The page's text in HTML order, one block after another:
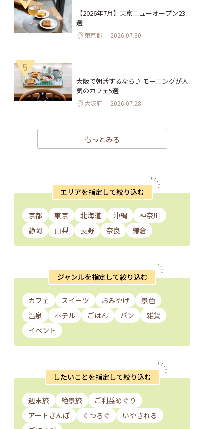
【2026年7月】東京ニューオープン23
選
東京都 2026.07.30
5
大阪で朝活するなら♪ モーニングが人
気のカフェ5選
大阪府 2026.07.28
もっとみる
エリアを指定して絞り込む
京都 東京 北海道 沖縄
神奈川
静岡
山梨 長野 奈良 鎌倉
ジャンルを指定して絞り込む
カフェ スイーツ おみやげ
景色
温泉
ホテル ごはん パン
雑貨
イベント
したいことを指定して絞り込む
週末旅 絶景旅
ご利益めぐり
アートさんぽ
くつろぐ
いやされる